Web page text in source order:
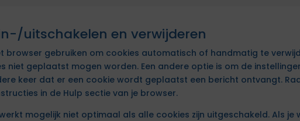
uitschakelen en verwijderen
browser gebruiken om cookies automatisch of handmatig te
niet geplaatst mogen worden. Een andere optie is om de
keer dat er een cookie wordt geplaatst een bericht ontvangt.
in de Hulp sectie van je browser.
mogelijk niet optimaal als alle cookies zijn uitgeschakeld. Als